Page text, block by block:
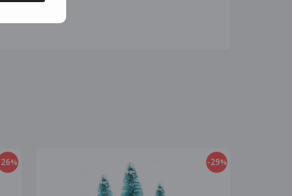
% -29%